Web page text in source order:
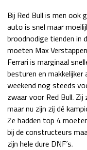
Bij Red Bull is men ook
auto is snel maar
broodnodige tienden in
moeten Max
Ferrari is marginaal
besturen en
weekend nog steeds
zwaar voor Red Bull.
maar nu zijn zij dé
Ze hadden top 4
bij de constructeurs
zijn hele dure DNF’s.